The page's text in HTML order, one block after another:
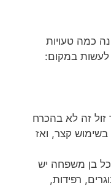
כמה טעויות
לעשות במקום:
זה לא בהכרח
קצר, ואז
בן משפחה יש
רפידות,